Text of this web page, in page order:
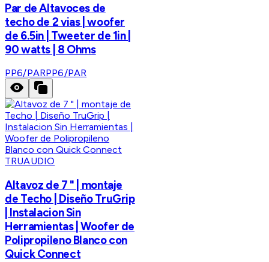
Par de Altavoces de
techo de 2 vias | woofer
de 6.5in | Tweeter de 1in |
90 watts | 8 Ohms
PP6/PARPP6/PAR
TRUAUDIO
Altavoz de 7 " | montaje
de Techo | Diseño TruGrip
| Instalacion Sin
Herramientas | Woofer de
Polipropileno Blanco con
Quick Connect